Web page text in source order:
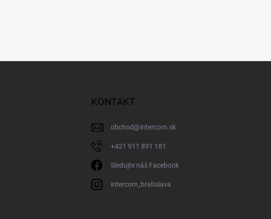
KONTAKT
obchod@intercom.sk
+421 911 891 181
Sledujte náš Facebook
intercom_bratislava